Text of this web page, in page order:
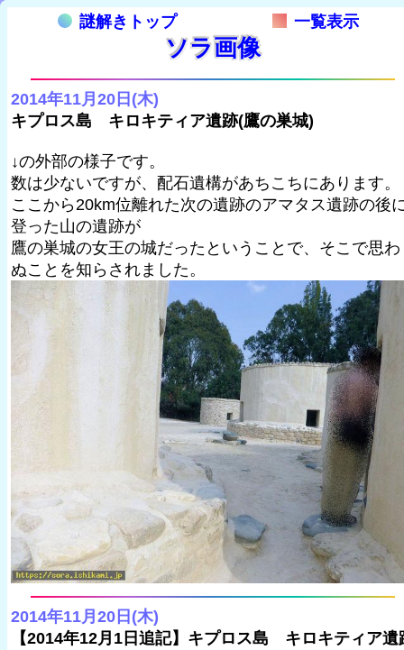
謎解きトップ 一覧表示
ソラ画像
2014年11月20日(木)
キプロス島 キロキティア遺跡(鷹の巣城)
↓の外部の様子です。
数は少ないですが、配石遺構があちこちにあります。
ここから20km位離れた次の遺跡のアマタス遺跡の後
登った山の遺跡が
鷹の巣城の女王の城だったということで、そこで思わ
ぬことを知らされました。
2014年11月20日(木)
【2014年12月1日追記】キプロス島 キロキティア遺